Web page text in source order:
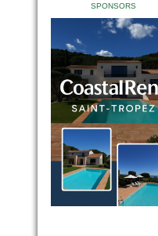
SPONSORS